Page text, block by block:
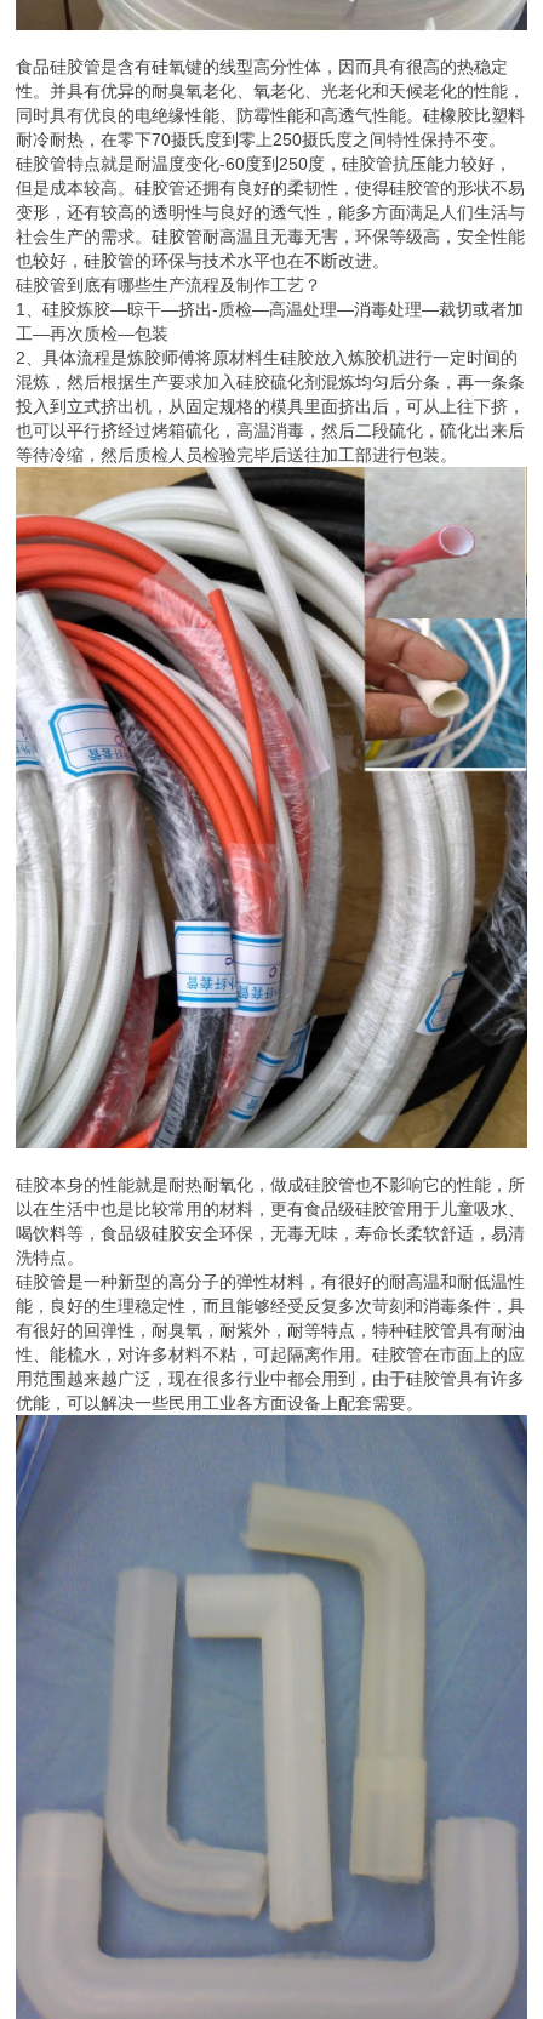
食品硅胶管是含有硅氧键的线型高分性体，因而具有很高的热稳定
性。并具有优异的耐臭氧老化、氧老化、光老化和天候老化的性能，
同时具有优良的电绝缘性能、防霉性能和高透气性能。硅橡胶比塑料
耐冷耐热，在零下70摄氏度到零上250摄氏度之间特性保持不变。
硅胶管特点就是耐温度变化-60度到250度，硅胶管抗压能力较好，
但是成本较高。硅胶管还拥有良好的柔韧性，使得硅胶管的形状不易
变形，还有较高的透明性与良好的透气性，能多方面满足人们生活与
社会生产的需求。硅胶管耐高温且无毒无害，环保等级高，安全性能
也较好，硅胶管的环保与技术水平也在不断改进。
硅胶管到底有哪些生产流程及制作工艺？
1、硅胶炼胶—晾干—挤出-质检—高温处理—消毒处理—裁切或者加
工—再次质检—包装
2、具体流程是炼胶师傅将原材料生硅胶放入炼胶机进行一定时间的
混炼，然后根据生产要求加入硅胶硫化剂混炼均匀后分条，再一条条
投入到立式挤出机，从固定规格的模具里面挤出后，可从上往下挤，
也可以平行挤经过烤箱硫化，高温消毒，然后二段硫化，硫化出来后
等待冷缩，然后质检人员检验完毕后送往加工部进行包装。
硅胶本身的性能就是耐热耐氧化，做成硅胶管也不影响它的性能，所
以在生活中也是比较常用的材料，更有食品级硅胶管用于儿童吸水、
喝饮料等，食品级硅胶安全环保，无毒无味，寿命长柔软舒适，易清
洗特点。
硅胶管是一种新型的高分子的弹性材料，有很好的耐高温和耐低温性
能，良好的生理稳定性，而且能够经受反复多次苛刻和消毒条件，具
有很好的回弹性，耐臭氧，耐紫外，耐等特点，特种硅胶管具有耐油
性、能梳水，对许多材料不粘，可起隔离作用。硅胶管在市面上的应
用范围越来越广泛，现在很多行业中都会用到，由于硅胶管具有许多
优能，可以解决一些民用工业各方面设备上配套需要。